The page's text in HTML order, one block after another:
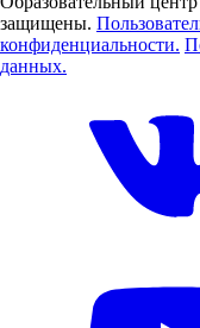
защищены.
конфиденциальности.
данных.